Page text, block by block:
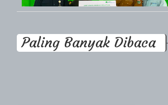
Paling Banyak Dibaca